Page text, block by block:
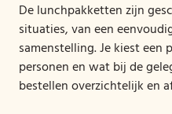
De lunchpakketten zijn
situaties, van een
samenstelling. Je kiest een
personen en wat bij de
bestellen overzichtelijk en